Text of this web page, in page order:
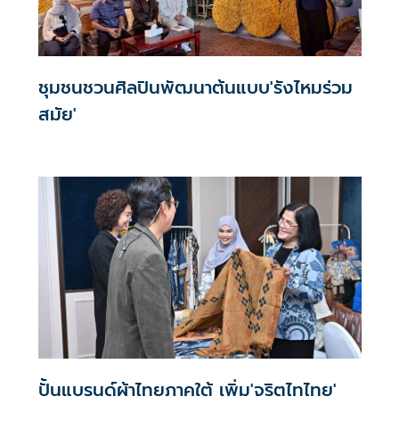
ชุมชนชวนศิลปินพัฒนาต้นแบบ'รังไหมร่วม
สมัย'
ปั้นแบรนด์ผ้าไทยภาคใต้ เพิ่ม'จริตไทไทย'